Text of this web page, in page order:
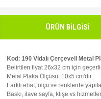
ÜRÜN BİLGİSİ
Kod: 190 Vidalı Çerçeveli Metal
Belirtilen fiyat 26x32 cm için
Metal Plaka Ölçüsü: 10x5 cm'dir.
Farklı ebat, ölçü ve renklerde
Baskı, ilave sayfa, klişe vs